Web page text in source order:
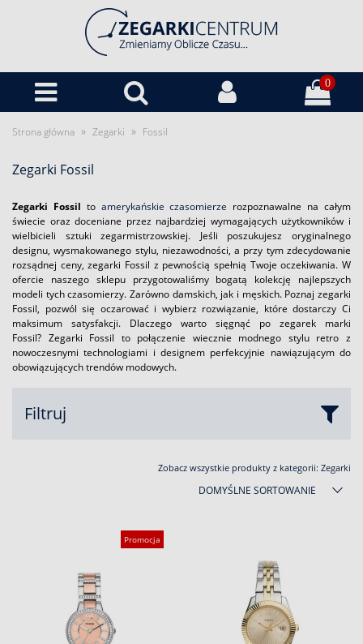
0
Strona główna » Zegarki » Fossil
Zegarki Fossil
Zegarki Fossil to amerykańskie czasomierze rozpoznawalne na całym
świecie oraz doceniane przez najbardziej wymagających użytkowników i
wielbicieli sztuki zegarmistrzowskiej. Jeśli poszukujesz oryginalnego
designu, wysmakowanego stylu, niezawodności, a przy tym zdecydowanie
rozsądnej ceny, zegarki Fossil z pewnością spełnią Twoje oczekiwania. W
ofercie naszego sklepu przygotowaliśmy bogatą kolekcję najlepszych
modeli tych czasomierzy. Zarówno damskich, jak i męskich. Poznaj zegarki
Fossil, pozwól się oczarować i wybierz rozwiązanie, które dostarczy Ci
maksimum satysfakcji. Dlaczego warto sięgnąć po zegarek marki
Fossil? Zegarki Fossil to połączenie wiecznie modnego stylu retro z
nowoczesnymi technologiami i designem perfekcyjnie nawiązującym do
obowiązujących trendów modowych.
Filtruj
Zobacz wszystkie produkty z kategorii: Zegarki
DOMYŚLNE SORTOWANIE
Promocja